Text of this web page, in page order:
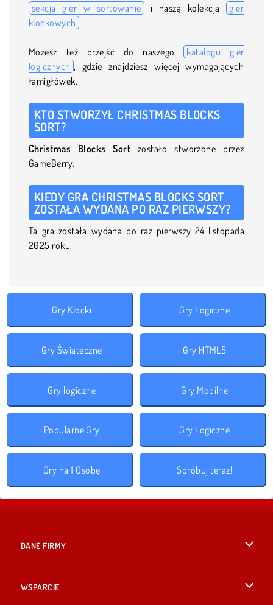
sekcją gier w sortowanie i naszą kolekcją gier
klockowych .
Możesz też przejść do naszego katalogu gier
logicznych , gdzie znajdziesz więcej wymagających
łamigłówek.
KTO STWORZYŁ CHRISTMAS BLOCKS
SORT?
Christmas Blocks Sort zostało stworzone przez
GameBerry.
KIEDY GRA CHRISTMAS BLOCKS SORT
ZOSTAŁA WYDANA PO RAZ PIERWSZY?
Ta gra została wydana po raz pierwszy 24 listopada
2025 roku.
Gry Klocki Gry Logiczne
Gry Świąteczne Gry HTML5
Gry logiczne Gry Mobilne
Popularne Gry Gry Logiczne
Gry na 1 Osobę Spróbuj teraz!
DANE FIRMY
WSPARCIE